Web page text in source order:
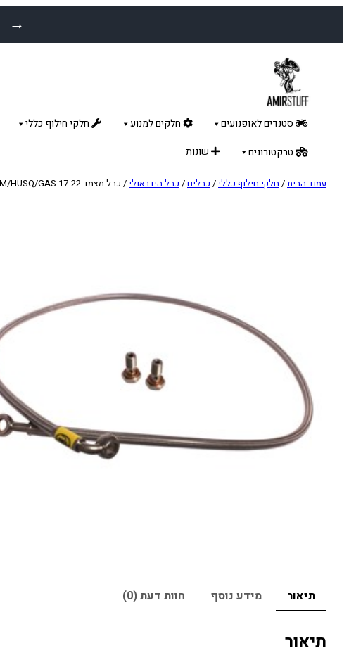
→
סטנדים לאופנועים חלקים למנוע חלקי חילוף כללי
טרקטורונים
שונות
עמוד הבית/ חלקי חילוף כללי/ כבלים/ כבל הידראולי/ כבל מצמד KTM/HUSQ/GAS 17-22
תיאור מידע נוסף חוות דעת (0)
תיאור